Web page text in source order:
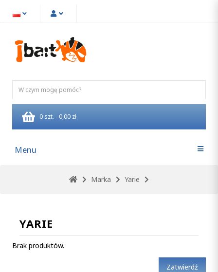
0 szt. - 0,00 zł
Menu
Marka Yarie
YARIE
Brak produktów.
Zatwierdź